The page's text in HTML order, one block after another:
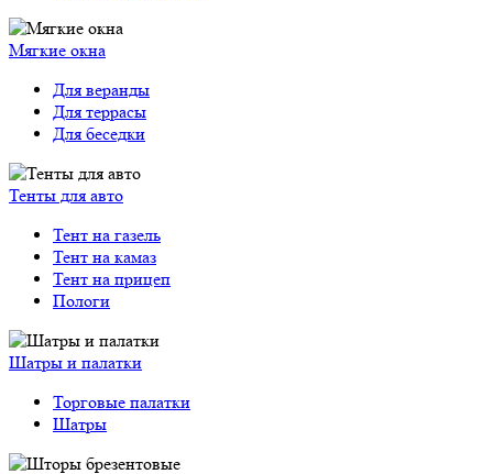
Мягкие окна
Для веранды
Для террасы
Для беседки
Тенты для авто
Тент на газель
Тент на камаз
Тент на прицеп
Пологи
Шатры и палатки
Торговые палатки
Шатры